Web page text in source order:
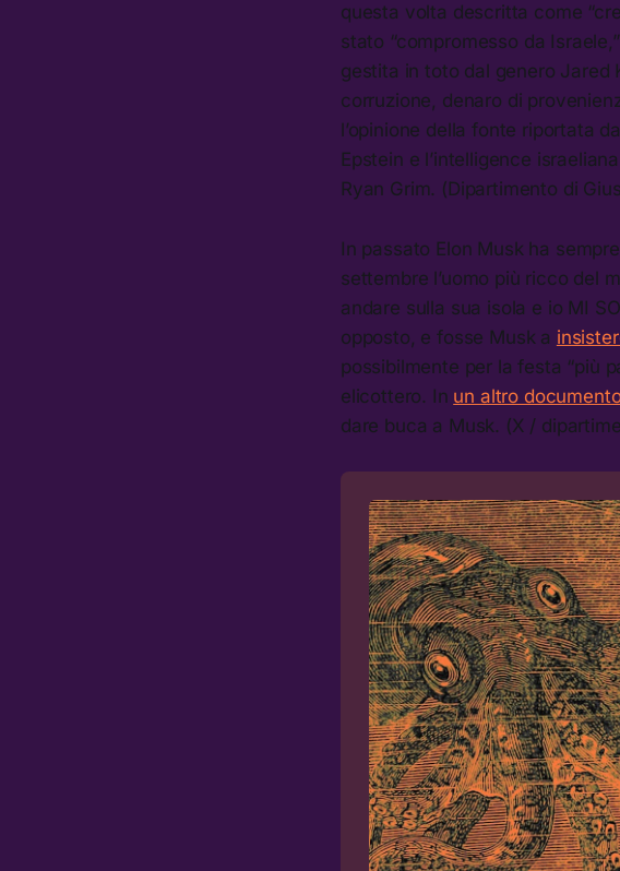
questa volta descritta come
stato “compromesso da
gestita in toto dal genero Jared
corruzione, denaro di
l’opinione della fonte riportata
Epstein e l’intelligence israeliana
Ryan Grim. (Dipartimento di
In passato Elon Musk ha
settembre l’uomo più ricco del
andare sulla sua isola e io MI
opposto, e fosse Musk a
possibilmente per la festa “più
elicottero. In un altro
dare buca a Musk. (X /